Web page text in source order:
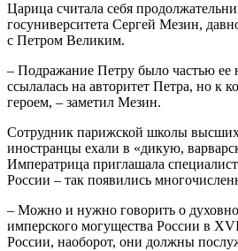
Царица считала себя
госуниверситета Сергей Мезин,
с Петром Великим.
– Подражание Петру было частью ее
ссылалась на авторитет Петра, но к
героем, – заметил Мезин.
Сотрудник парижской школы
иностранцы ехали в «дикую,
Императрица приглашала
России – так появились
– Можно и нужно говорить о
имперского могущества России в
России, наоборот, они должны